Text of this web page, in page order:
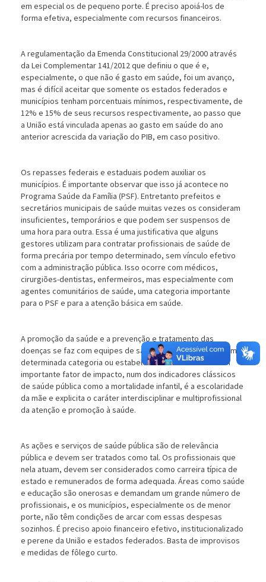
em especial os de pequeno porte. É preciso apoiá-los de
forma efetiva, especialmente com recursos financeiros.
A regulamentação da Emenda Constitucional 29/2000 através
da Lei Complementar 141/2012 que definiu o que é e,
especialmente, o que não é gasto em saúde, foi um avanço,
mas é difícil aceitar que somente os estados federados e
municípios tenham porcentuais mínimos, respectivamente, de
12% e 15% de seus recursos respectivamente, ao passo que
a União está vinculada apenas ao gasto em saúde do ano
anterior acrescida da variação do PIB, em caso positivo.
Os repasses federais e estaduais podem auxiliar os
municípios. É importante observar que isso já acontece no
Programa Saúde da Família (PSF). Entretanto prefeitos e
secretários municipais de saúde muitas vezes os consideram
insuficientes, temporários e que podem ser suspensos de
uma hora para outra. Essa é uma justificativa que alguns
gestores utilizam para contratar profissionais de saúde de
forma precária por tempo determinado, sem vínculo efetivo
com a administração pública. Isso ocorre com médicos,
cirurgiões-dentistas, enfermeiros, mas especialmente com
agentes comunitários de saúde, uma categoria importante
para o PSF e para a atenção básica em saúde.
A promoção da saúde e a prevenção e tratamento das
doenças se faz com equipes de saúde e não apenas com uma
determinada categoria ou estabelecimentos de saúde. Um
importante fator de impacto, num dos indicadores clássicos
de saúde pública como a mortalidade infantil, é a escolaridade
da mãe e explicita o caráter interdisciplinar e multiprofissional
da atenção e promoção à saúde.
As ações e serviços de saúde pública são de relevância
pública e devem ser tratados como tal. Os profissionais que
nela atuam, devem ser considerados como carreira típica de
estado e remunerados de forma adequada. Áreas como saúde
e educação são onerosas e demandam um grande número de
profissionais, e os municípios, especialmente os de menor
porte, não têm condições de arcar com essas despesas
sozinhos. É preciso apoio financeiro efetivo, institucionalizado
e perene da União e estados federados. Basta de improvisos
e medidas de fôlego curto.